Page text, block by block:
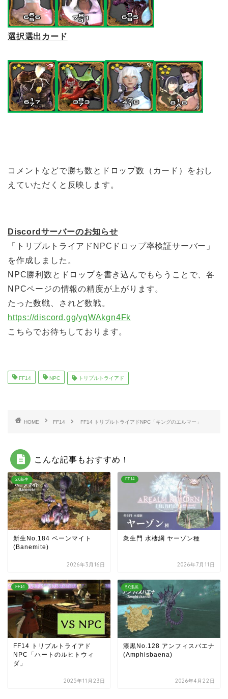
選択選出カード
コメントなどで勝ち数とドロップ数（カード）をおし
えていただくと反映します。
Discordサーバーのお知らせ
「トリプルトライアドNPCドロップ率検証サーバー」
を作成しました。
NPC勝利数とドロップを書き込んでもらうことで、各
NPCページの情報の精度が上がります。
たった数戦、されど数戦。
https://discord.gg/yqWAkgn4Fk
こちらでお待ちしております。
FF14 NPC トリプルトライアド
HOME FF14 FF14 トリプルトライアドNPC「キングのエルマー」
こんな記事もおすすめ！
2.0新生
新生No.184 ベーンマイト
(Banemite)
2026年3月16日
FF14
衆生門 水棲綱 ヤーゾン種
2026年7月11日
FF14
FF14 トリプルトライアド
NPC「ハートのルヒトウィ
ダ」
2025年11月23日
5.0漆黒
漆黒No.128 アンフィスバエナ
(Amphisbaena)
2026年4月22日